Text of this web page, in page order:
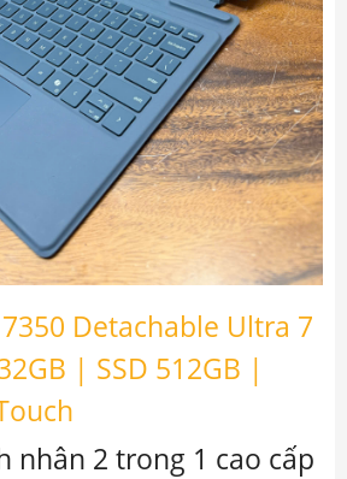
Detachable Ultra 7
| SSD 512GB |
nhân 2 trong 1 cao cấp